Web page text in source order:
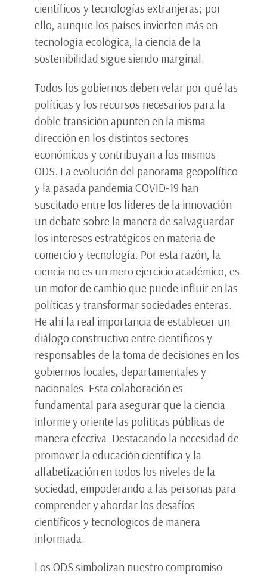
científicos y tecnologías extranjeras; por
ello, aunque los países invierten más en
tecnología ecológica, la ciencia de la
sostenibilidad sigue siendo marginal.
Todos los gobiernos deben velar por qué las
políticas y los recursos necesarios para la
doble transición apunten en la misma
dirección en los distintos sectores
económicos y contribuyan a los mismos
ODS. La evolución del panorama geopolítico
y la pasada pandemia COVID-19 han
suscitado entre los líderes de la innovación
un debate sobre la manera de salvaguardar
los intereses estratégicos en materia de
comercio y tecnología. Por esta razón, la
ciencia no es un mero ejercicio académico, es
un motor de cambio que puede influir en las
políticas y transformar sociedades enteras.
He ahí la real importancia de establecer un
diálogo constructivo entre científicos y
responsables de la toma de decisiones en los
gobiernos locales, departamentales y
nacionales. Esta colaboración es
fundamental para asegurar que la ciencia
informe y oriente las políticas públicas de
manera efectiva. Destacando la necesidad de
promover la educación científica y la
alfabetización en todos los niveles de la
sociedad, empoderando a las personas para
comprender y abordar los desafíos
científicos y tecnológicos de manera
informada.
Los ODS simbolizan nuestro compromiso